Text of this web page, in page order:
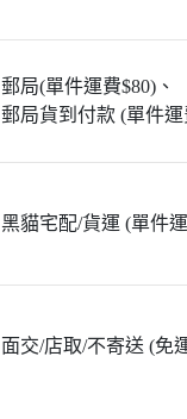
郵局(單件運費$80)、
郵局貨到付款 (單件運
黑貓宅配/貨運 (單件
面交/店取/不寄送 (免